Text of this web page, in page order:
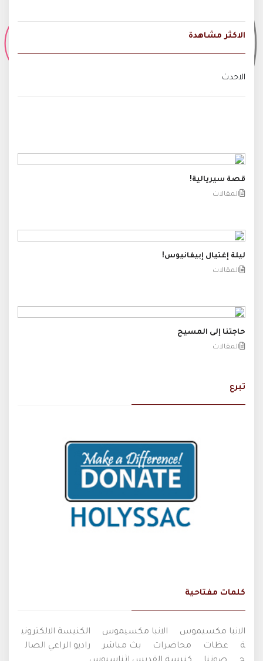
الاكثر مشاهدة
الاحدث
قصة سيريالية!
المقالات
ليلة إغتيال إبيفانيوس!
المقالات
حاجتنا إلى المسيح
المقالات
تبرع
كلمات مفتاحية
الانبا مكسيموس الانبا مكسيموس
الكنيسة الالكتروني
ة
عظات محاضرات بث مباشر
راديو الراعي الصال